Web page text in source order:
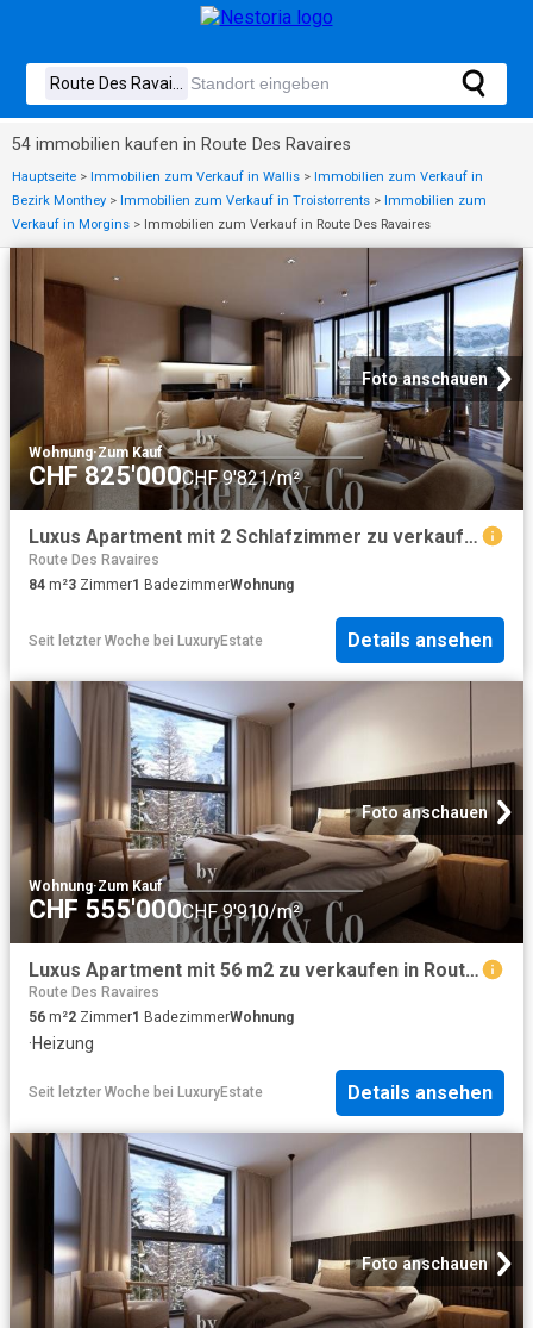
54 immobilien kaufen in Route Des Ravaires
Hauptseite > Immobilien zum Verkauf in Wallis > Immobilien zum Verkauf in
Bezirk Monthey > Immobilien zum Verkauf in Troistorrents > Immobilien zum
Verkauf in Morgins > Immobilien zum Verkauf in Route Des Ravaires
Foto anschauen
Wohnung·Zum Kauf
CHF 825'000CHF 9'821/m²
Luxus Apartment mit 2 Schlafzimmer zu verkaufen in Route du Village, Morgins, Monthey, Kanton Wallis
Route Des Ravaires
84 m²3 Zimmer1 BadezimmerWohnung
Seit letzter Woche bei LuxuryEstate Details ansehen
Foto anschauen
Wohnung·Zum Kauf
CHF 555'000CHF 9'910/m²
Luxus Apartment mit 56 m2 zu verkaufen in Route du Village, Morgins, Monthey, Kanton Wallis
Route Des Ravaires
56 m²2 Zimmer1 BadezimmerWohnung
·Heizung
Seit letzter Woche bei LuxuryEstate Details ansehen
Foto anschauen